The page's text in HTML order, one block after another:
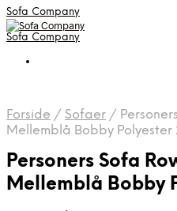
Sofa Company
Sofa Company
Forside / Sofaer /
Mellemblå Bobby Polyester
Personers Sofa
Mellemblå Bobby